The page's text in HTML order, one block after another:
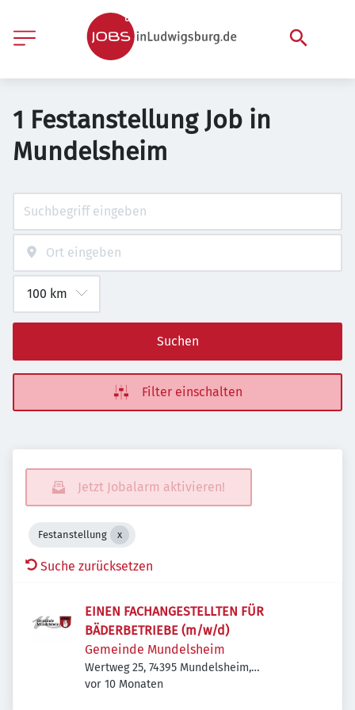
1 Festanstellung Job in
Mundelsheim
Suchen
Filter einschalten
Jetzt Jobalarm aktivieren!
Festanstellung
Suche zurücksetzen
EINEN FACHANGESTELLTEN FÜR
BÄDERBETRIEBE (m/w/d)
Gemeinde Mundelsheim
Wertweg 25, 74395 Mundelsheim,
Deutschland
Veröffentlicht:
vor 10 Monaten